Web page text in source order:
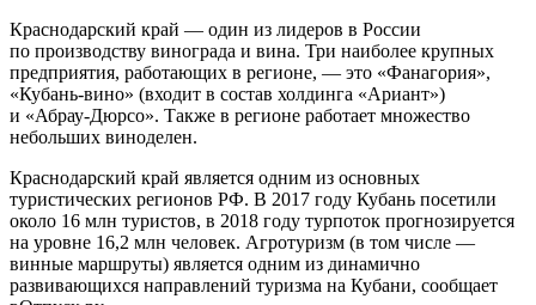
Краснодарский край — один из лидеров в России
по производству винограда и вина. Три наиболее крупных
предприятия, работающих в регионе, — это «Фанагория»,
«Кубань-вино» (входит в состав холдинга «Ариант»)
и «Абрау-Дюрсо». Также в регионе работает множество
небольших виноделен.
Краснодарский край является одним из основных
туристических регионов РФ. В 2017 году Кубань посетили
около 16 млн туристов, в 2018 году турпоток прогнозируется
на уровне 16,2 млн человек. Агротуризм (в том числе —
винные маршруты) является одним из динамично
развивающихся направлений туризма на Кубани, сообщает